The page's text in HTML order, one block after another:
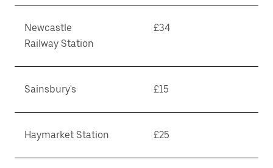
Newcastle
Railway Station
£34
Sainsbury's £15
Haymarket Station £25